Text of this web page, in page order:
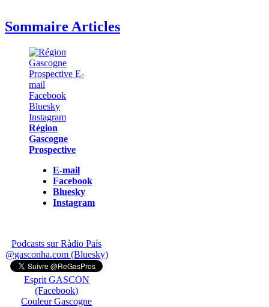
Sommaire Articles
Région
Gascogne
Prospective
E-mail
Facebook
Bluesky
Instagram
Podcasts sur Ràdio País
@gasconha.com (Bluesky)
Esprit GASCON
(Facebook)
Couleur Gascogne